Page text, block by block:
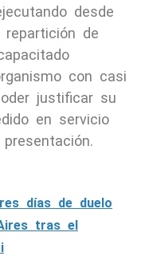
desde
de
con casi
justificar su
en servicio
días de duelo
tras el